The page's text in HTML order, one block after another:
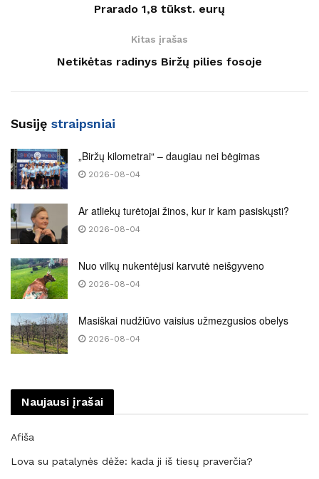
Prarado 1,8 tūkst. eurų
Kitas įrašas
Netikėtas radinys Biržų pilies fosoje
Susiję straipsniai
„Biržų kilometrai“ – daugiau nei bėgimas
2026-08-04
Ar atliekų turėtojai žinos, kur ir kam pasiskųsti?
2026-08-04
Nuo vilkų nukentėjusi karvutė neišgyveno
2026-08-04
Masiškai nudžiūvo vaisius užmezgusios obelys
2026-08-04
Naujausi įrašai
Afiša
Lova su patalynės dėže: kada ji iš tiesų praverčia?